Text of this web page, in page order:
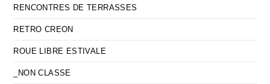
RENCONTRES DE TERRASSES
RETRO CREON
ROUE LIBRE ESTIVALE
_NON CLASSE